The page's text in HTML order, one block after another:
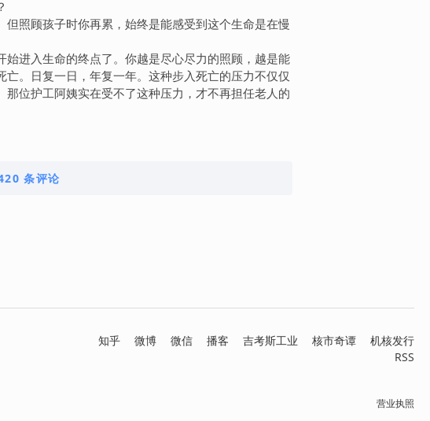
照顾孩子时你再累，始终是能感受到这个生命是在慢
进入生命的终点了。你越是尽心尽力的照顾，越是能
。日复一日，年复一年。这种步入死亡的压力不仅仅
位护工阿姨实在受不了这种压力，才不再担任老人的
条评论
知乎 微博 微信 播客 吉考斯工业 核市奇谭
机核发行
RSS
营业执照